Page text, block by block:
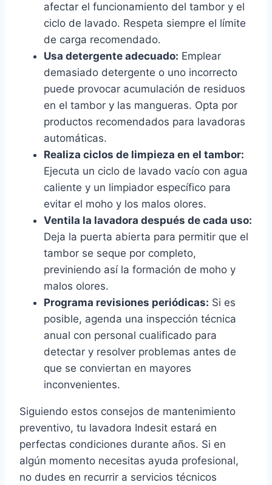
afectar el funcionamiento del tambor y el
ciclo de lavado. Respeta siempre el límite
de carga recomendado.
Usa detergente adecuado: Emplear
demasiado detergente o uno incorrecto
puede provocar acumulación de residuos
en el tambor y las mangueras. Opta por
productos recomendados para lavadoras
automáticas.
Realiza ciclos de limpieza en el tambor:
Ejecuta un ciclo de lavado vacío con agua
caliente y un limpiador específico para
evitar el moho y los malos olores.
Ventila la lavadora después de cada uso:
Deja la puerta abierta para permitir que el
tambor se seque por completo,
previniendo así la formación de moho y
malos olores.
Programa revisiones periódicas: Si es
posible, agenda una inspección técnica
anual con personal cualificado para
detectar y resolver problemas antes de
que se conviertan en mayores
inconvenientes.
Siguiendo estos consejos de mantenimiento
preventivo, tu lavadora Indesit estará en
perfectas condiciones durante años. Si en
algún momento necesitas ayuda profesional,
no dudes en recurrir a servicios técnicos